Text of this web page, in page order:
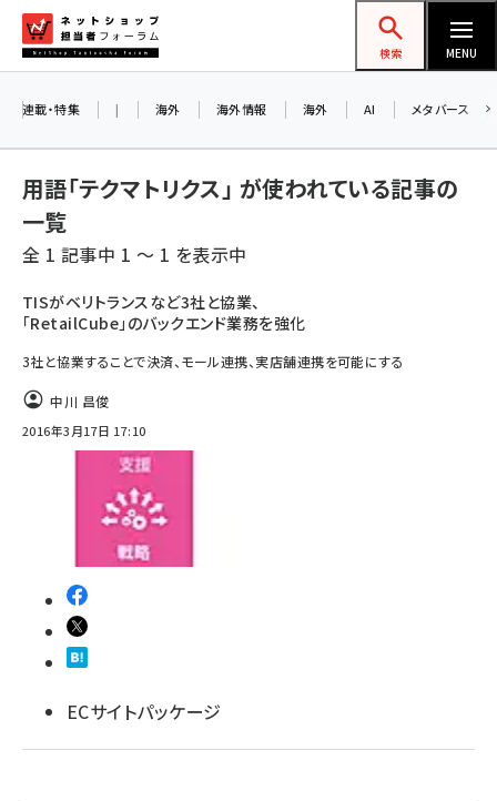
ン
ネットショップ担当者フォーラム
検索 MENU
amazon (2249)
yahoo (1901)
楽天 (1871)
ecbeing (1207)
アスクル (1119)
base (1077)
ビィ・フォアード (773)
revico (740)
連載・特集 | 海外 海外情報 海外 AI メタバース
用語「テクマトリクス」 が使われている記事の
一覧
全 1 記事中 1 ～ 1 を表示中
TISがベリトランスなど3社と協業、
「RetailCube」のバックエンド業務を強化
3社と協業することで決済、モール連携、実店舗連携を可能にする
中川 昌俊
2016年3月17日 17:10
ECサイトパッケージ